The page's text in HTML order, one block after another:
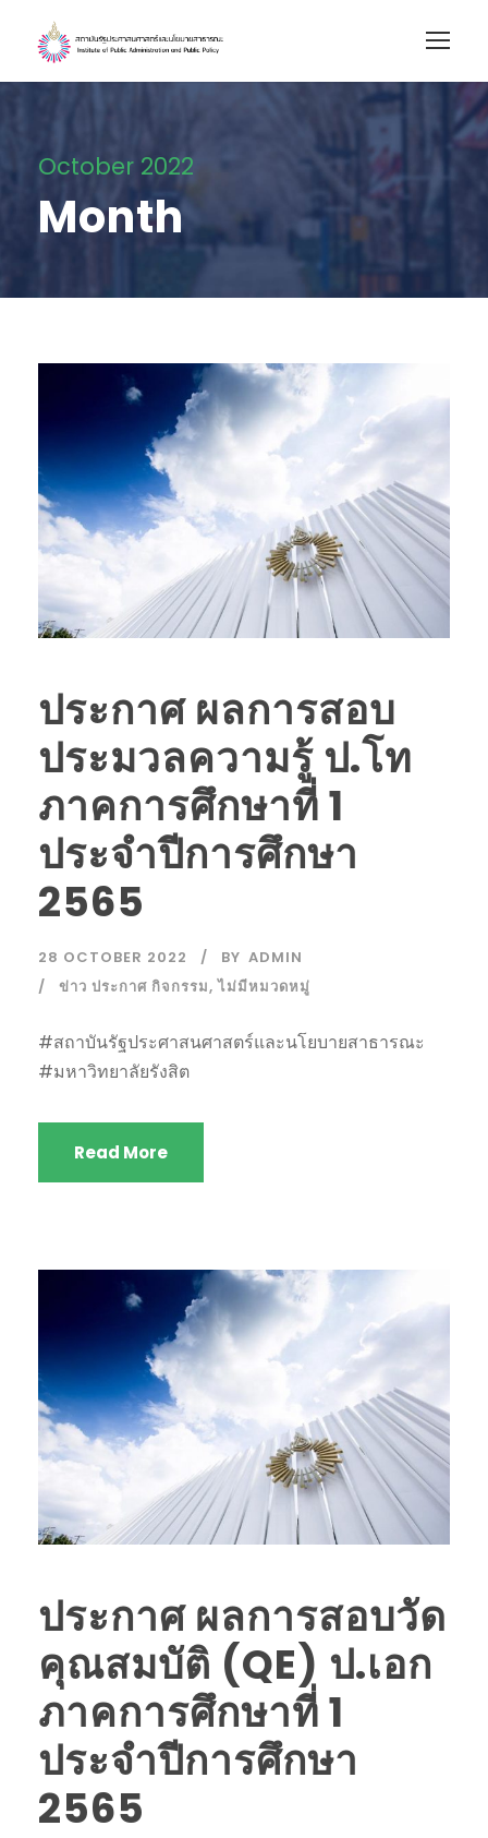
October 2022
Month
ประกาศ ผลการสอบ
ประมวลความรู้ ป.โท
ภาคการศึกษาที่ 1
ประจำปีการศึกษา
2565
28 OCTOBER 2022 BY ADMIN
ข่าว ประกาศ กิจกรรม, ไม่มีหมวดหมู่
#สถาบันรัฐประศาสนศาสตร์และนโยบายสาธารณะ
#มหาวิทยาลัยรังสิต
Read More
ประกาศ ผลการสอบวัด
คุณสมบัติ (QE) ป.เอก
ภาคการศึกษาที่ 1
ประจำปีการศึกษา
2565